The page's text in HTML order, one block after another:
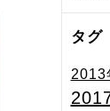
タグ
2013